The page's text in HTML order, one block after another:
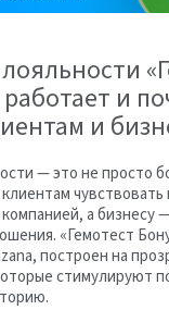
и
и
— это не просто
а бизнесу
«Гемотест
построен на
стимулируют